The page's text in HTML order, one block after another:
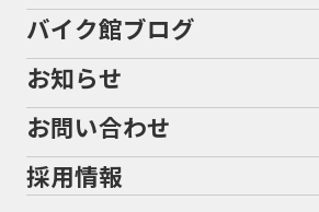
ADDRESSADDRESS 110ADV
ADV160AEROX
AEROX155 ABS
ANNIVERSARYAPEAPE 100
ARMORED CORE2
Address125
排気量から探す
地域から探す
全国展開の強み
メーカー別買取相場・
ヤマハ
ホンダ
スズキ
トライ
アプリ
KTM
Bikeep
任意保険
バイク保険無料見積り（現在未加入の方
バイク保険無料見積り（他社でご加入の
盗難保険
宮城
福島
茨城
栃木
バイク館が選ばれる理由
会社概要
沿革
二輪公正取引協議会加盟店
バイク館ブログ
お知らせ
お問い合わせ
採用情報